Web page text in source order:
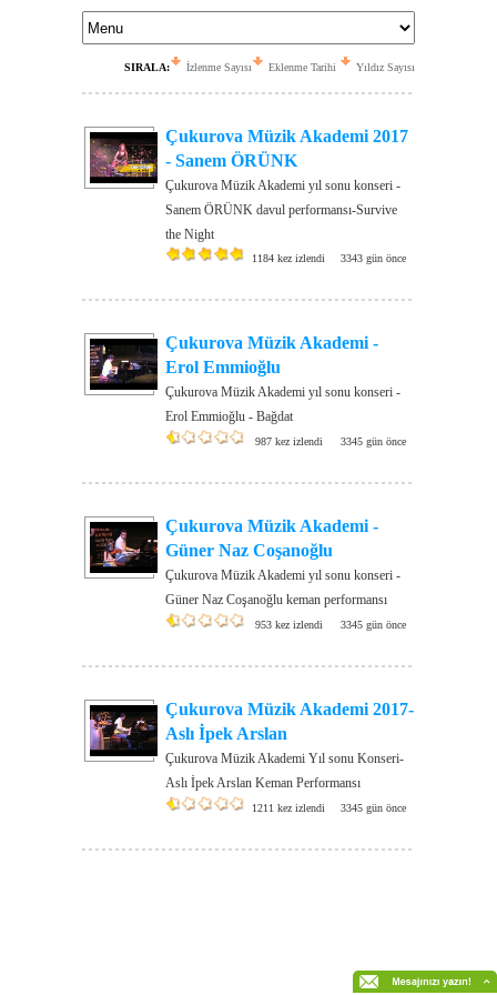
SIRALA: İzlenme Sayısı Eklenme Tarihi Yıldız Sayısı
Çukurova Müzik Akademi 2017
- Sanem ÖRÜNK
Çukurova Müzik Akademi yıl sonu konseri -
Sanem ÖRÜNK davul performansı-Survive
the Night
1184 kez izlendi 3343 gün önce
Çukurova Müzik Akademi -
Erol Emmioğlu
Çukurova Müzik Akademi yıl sonu konseri -
Erol Emmioğlu - Bağdat
987 kez izlendi 3345 gün önce
Çukurova Müzik Akademi -
Güner Naz Coşanoğlu
Çukurova Müzik Akademi yıl sonu konseri -
Güner Naz Coşanoğlu keman performansı
953 kez izlendi 3345 gün önce
Çukurova Müzik Akademi 2017-
Aslı İpek Arslan
Çukurova Müzik Akademi Yıl sonu Konseri-
Aslı İpek Arslan Keman Performansı
1211 kez izlendi 3345 gün önce